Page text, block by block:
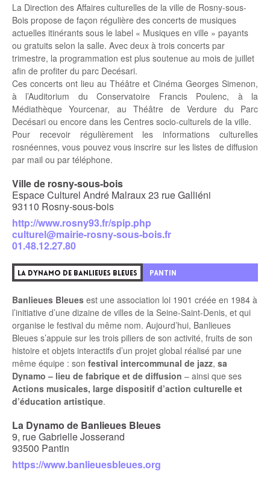
La Direction des Affaires culturelles de la ville de Rosny-sous-
Bois propose de façon régulière des concerts de musiques
actuelles itinérants sous le label « Musiques en ville » payants
ou gratuits selon la salle. Avec deux à trois concerts par
trimestre, la programmation est plus soutenue au mois de juillet
afin de profiter du parc Decésari.
Ces concerts ont lieu au Théâtre et Cinéma Georges Simenon,
à l’Auditorium du Conservatoire Francis Poulenc, à la
Médiathèque Yourcenar, au Théâtre de Verdure du Parc
Decésari ou encore dans les Centres socio-culturels de la ville.
Pour recevoir régulièrement les informations culturelles
rosnéennes, vous pouvez vous inscrire sur les listes de diffusion
par mail ou par téléphone.
Ville de rosny-sous-bois
Espace Culturel André Malraux 23 rue Galliéni
93110 Rosny-sous-bois
http://www.rosny93.fr/spip.php
culturel@mairie-rosny-sous-bois.fr
01.48.12.27.80
LA DYNAMO DE BANLIEUES BLEUES PANTIN
Banlieues Bleues est une association loi 1901 créée en 1984 à
l’initiative d’une dizaine de villes de la Seine-Saint-Denis, et qui
organise le festival du même nom. Aujourd’hui, Banlieues
Bleues s’appuie sur les trois piliers de son activité, fruits de son
histoire et objets interactifs d’un projet global réalisé par une
même équipe : son festival intercommunal de jazz, sa
Dynamo – lieu de fabrique et de diffusion – ainsi que ses
Actions musicales, large dispositif d’action culturelle et
d’éducation artistique.
La Dynamo de Banlieues Bleues
9, rue Gabrielle Josserand
93500 Pantin
https://www.banlieuesbleues.org